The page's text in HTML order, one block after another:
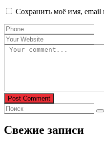
Сохранить моё имя, email
Post Comment
Свежие записи